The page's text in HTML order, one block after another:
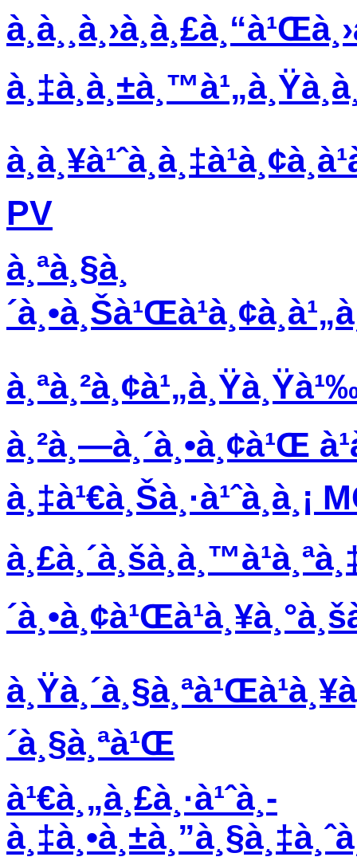
PV
à¸ªà¸§à¸
à¸²à¸—à¸´à¸•à¸¢à¹Œ
à¸‡à¹€à¸Šà¸·à¹ˆà¸­à¸¡
´à¸§à¸ªà¹Œ
à¹€à¸„à¸£à¸·à¹ˆà¸­